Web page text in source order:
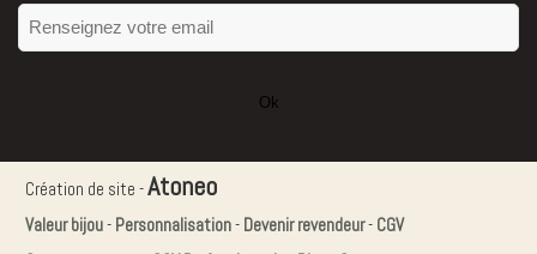
Ok
champ
Création de site -Atoneo
Valeur bijou- Personnalisation- Devenir revendeur- CGV